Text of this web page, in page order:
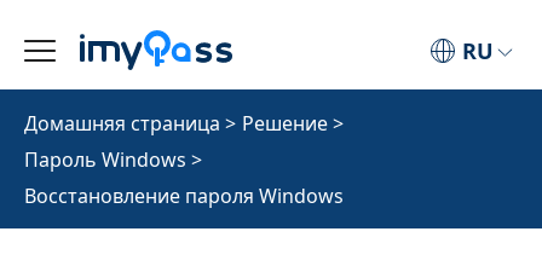
RU
Домашняя страница > Решение>
Пароль Windows >
Восстановление пароля Windows